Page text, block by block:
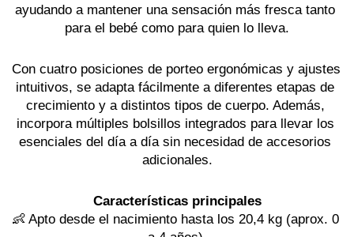
ayudando a mantener una sensación más fresca tanto
para el bebé como para quien lo lleva.
Con cuatro posiciones de porteo ergonómicas y ajustes
intuitivos, se adapta fácilmente a diferentes etapas de
crecimiento y a distintos tipos de cuerpo. Además,
incorpora múltiples bolsillos integrados para llevar los
esenciales del día a día sin necesidad de accesorios
adicionales.
Características principales
👶 Apto desde el nacimiento hasta los 20,4 kg (aprox. 0